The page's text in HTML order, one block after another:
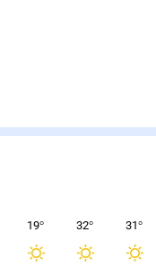
19° 32° 31°